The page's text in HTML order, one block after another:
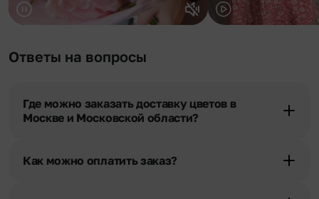
Ответы на вопросы
Где можно заказать доставку цветов в
Москве и Московской области?
Как можно оплатить заказ?